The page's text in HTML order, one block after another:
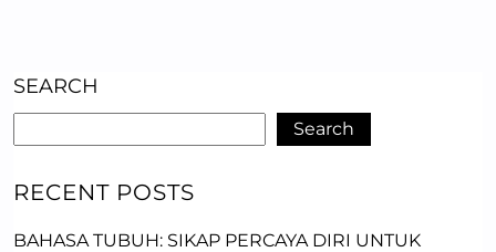
SEARCH
Search
RECENT POSTS
BAHASA TUBUH: SIKAP PERCAYA DIRI UNTUK